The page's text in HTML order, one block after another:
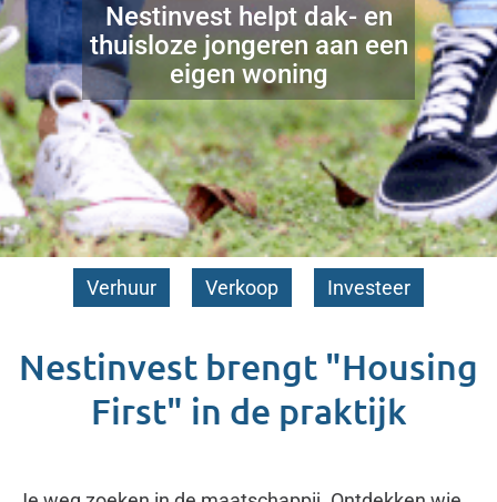
Nestinvest helpt dak- en
thuisloze jongeren aan een
eigen woning
Verhuur Verkoop Investeer
Nestinvest brengt "Housing
First" in de praktijk